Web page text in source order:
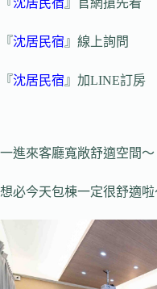
『 沈居民宿』官網搶先看
『 沈居民宿』線上詢問
『 沈居民宿』加LINE訂房
一進來客廳寬敞舒適空間～
想必今天包棟一定很舒適啦